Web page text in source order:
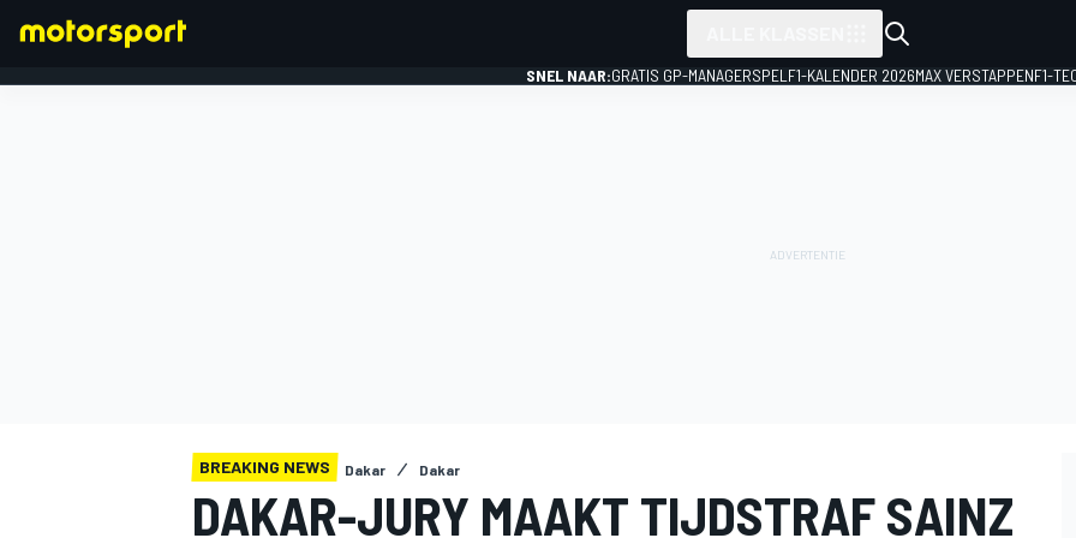
SNEL NAAR:GRATIS GP-MANAGERSPEL F1-KALENDER 2026MAX VERSTAPPENF1-
BREAKING NEWS Dakar Dakar
DAKAR-JURY MAAKT TIJDSTRAF SAINZ